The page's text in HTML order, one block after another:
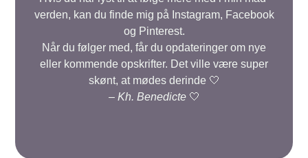
verden, kan du finde mig på Instagram, Facebook
og Pinterest.
Når du følger med, får du opdateringer om nye
eller kommende opskrifter. Det ville være super
skønt, at mødes derinde 🤍
– Kh. Benedicte🤍